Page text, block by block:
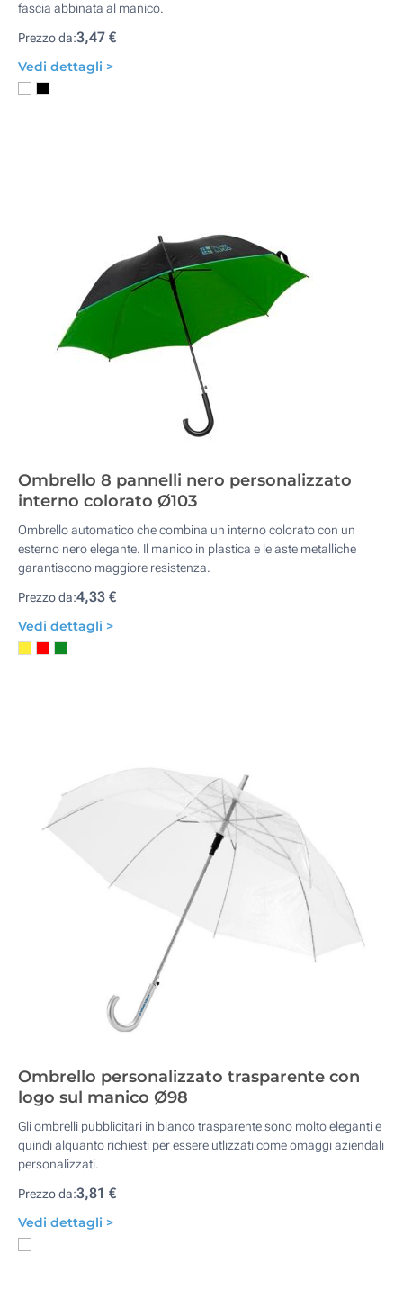
fascia abbinata al manico.
Prezzo da:3,47 €
Vedi dettagli >
Ombrello 8 pannelli nero personalizzato
interno colorato Ø103
Ombrello automatico che combina un interno colorato con un
esterno nero elegante. Il manico in plastica e le aste metalliche
garantiscono maggiore resistenza.
Prezzo da:4,33 €
Vedi dettagli >
Ombrello personalizzato trasparente con
logo sul manico Ø98
Gli ombrelli pubblicitari in bianco trasparente sono molto eleganti e
quindi alquanto richiesti per essere utlizzati come omaggi aziendali
personalizzati.
Prezzo da:3,81 €
Vedi dettagli >